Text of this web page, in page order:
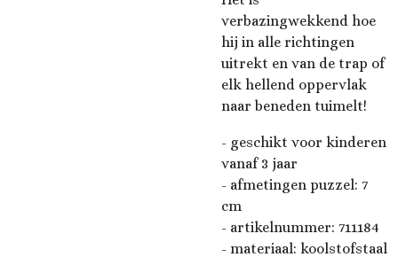
verbazingwekkend hoe
hij in alle richtingen
uitrekt en van de trap of
elk hellend oppervlak
naar beneden tuimelt!
- geschikt voor kinderen
vanaf 3 jaar
- afmetingen puzzel: 7
cm
- artikelnummer: 711184
- materiaal: koolstofstaal